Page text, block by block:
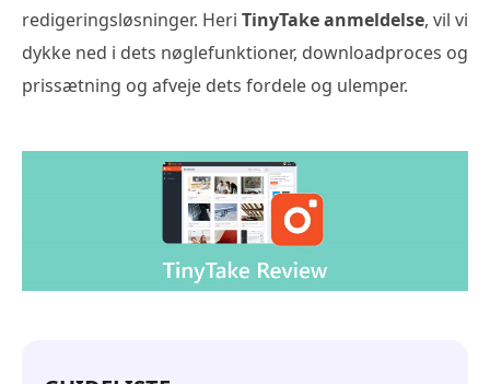
redigeringsløsninger. Heri TinyTake anmeldelse, vil vi
dykke ned i dets nøglefunktioner, downloadproces og
prissætning og afveje dets fordele og ulemper.